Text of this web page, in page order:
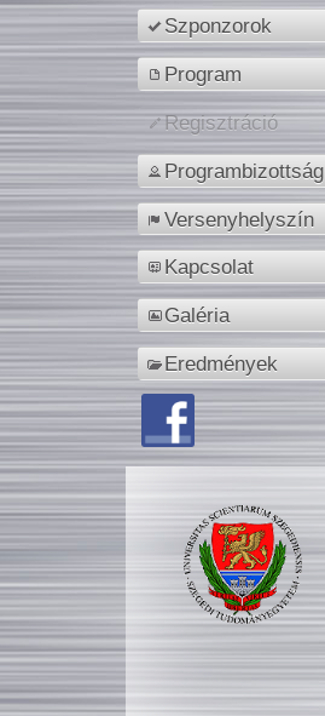
Szponzorok
Program
Regisztráció
Programbizottság
Versenyhelyszín
Kapcsolat
Galéria
Eredmények